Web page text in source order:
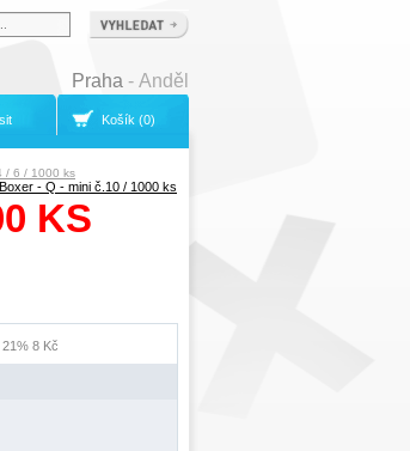
/ 6 / 1000 ks
- Q - mini č.10 / 1000 ks
KS
8 Kč
Praha - Anděl
Košík (0)